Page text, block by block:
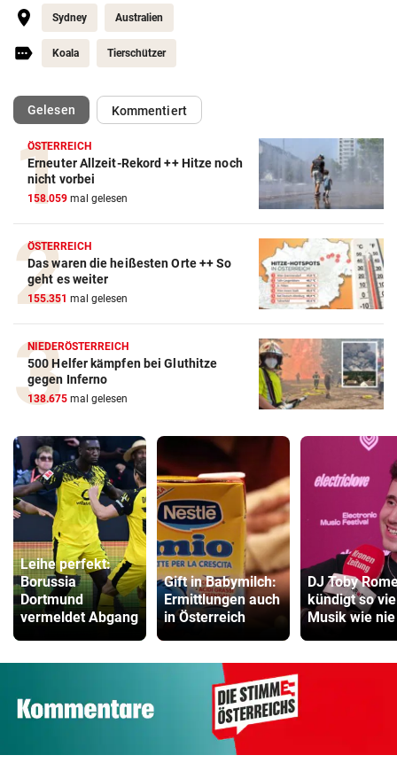
Sydney Australien
Koala Tierschützer
Gelesen(ausgewählt)Kommentiert
ÖSTERREICH
Erneuter Allzeit-Rekord ++ Hitze noch
nicht vorbei
158.059 mal gelesen
ÖSTERREICH
Das waren die heißesten Orte ++ So
geht es weiter
155.351 mal gelesen
NIEDERÖSTERREICH
500 Helfer kämpfen bei Gluthitze
gegen Inferno
138.675 mal gelesen
Leihe perfekt:
Borussia
Dortmund
vermeldet Abgang
Gift in Babymilch:
Ermittlungen auch
in Österreich
DJ Toby
kündigt so
Musik wie